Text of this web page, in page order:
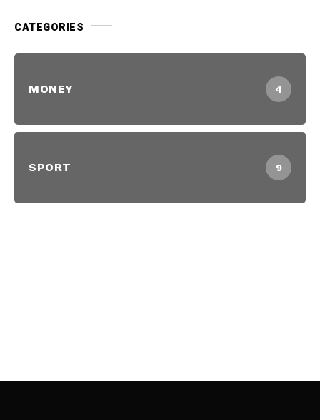
CATEGORIES
MONEY 4
SPORT 9